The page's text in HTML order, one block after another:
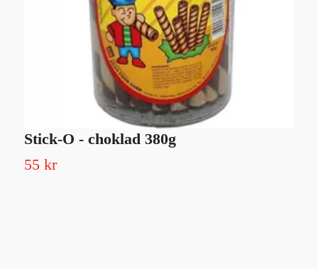
Stick-O - choklad 380g
55 kr